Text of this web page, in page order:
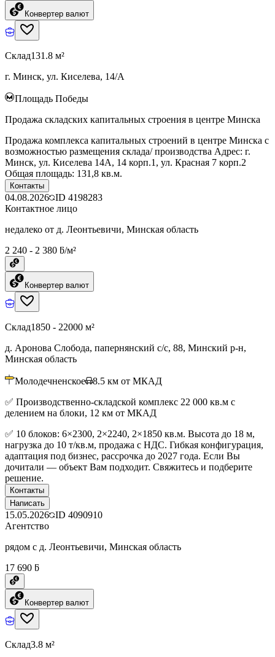
Конвертер валют
Склад131.8 м²
г. Минск, ул. Киселева, 14/А
Площадь Победы
Продажа складских капитальных строения в центре Минска
Продажа комплекса капитальных строений в центре Минска с
возможностью размещения склада/ производства Адрес: г.
Минск, ул. Киселева 14А, 14 корп.1, ул. Красная 7 корп.2
Общая площадь: 131,8 кв.м.
Контакты
04.08.2026 ID 4198283
Контактное лицо
недалеко от д. Леонтьевичи, Минская область
2 240 - 2 380 ƃ/м²
Конвертер валют
Склад1850 - 22000 м²
д. Аронова Слобода, папернянский с/с, 88, Минский р-н,
Минская область
Молодечненское 8.5 км от МКАД
✅ Производственно-складской комплекс 22 000 кв.м с
делением на блоки, 12 км от МКАД
✅ 10 блоков: 6×2300, 2×2240, 2×1850 кв.м. Высота до 18 м,
нагрузка до 10 т/кв.м, продажа с НДС. Гибкая конфигурация,
адаптация под бизнес, рассрочка до 2027 года. Если Вы
дочитали — объект Вам подходит. Свяжитесь и подберите
решение.
Контакты
Написать
15.05.2026 ID 4090910
Агентство
рядом с д. Леонтьевичи, Минская область
17 690 ƃ
Конвертер валют
Склад3.8 м²